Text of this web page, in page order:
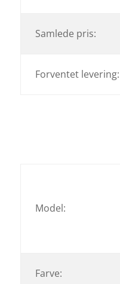
Samlede pris:
Forventet levering:
Model:
Farve: